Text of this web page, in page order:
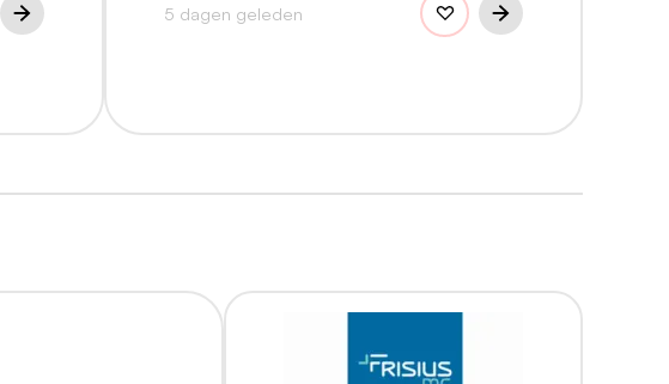
5 dagen geleden